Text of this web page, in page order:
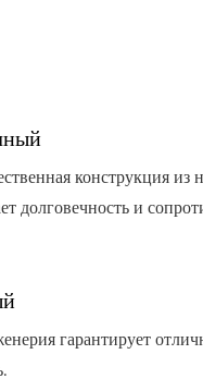
конструкция
долговечность и
гарантирует